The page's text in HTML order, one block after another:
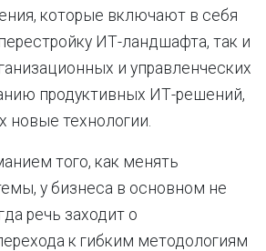
которые включают в себя
ИТ-ландшафта, так и
и управленческих
продуктивных ИТ-решений,
технологии.
того, как менять
у бизнеса в основном не
речь заходит о
к гибким методологиям